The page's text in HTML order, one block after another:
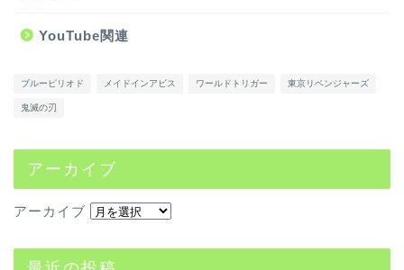
YouTube関連
ブルーピリオド メイドインアビス ワールドトリガー 東京リベンジャーズ
鬼滅の刃
アーカイブ
アーカイブ